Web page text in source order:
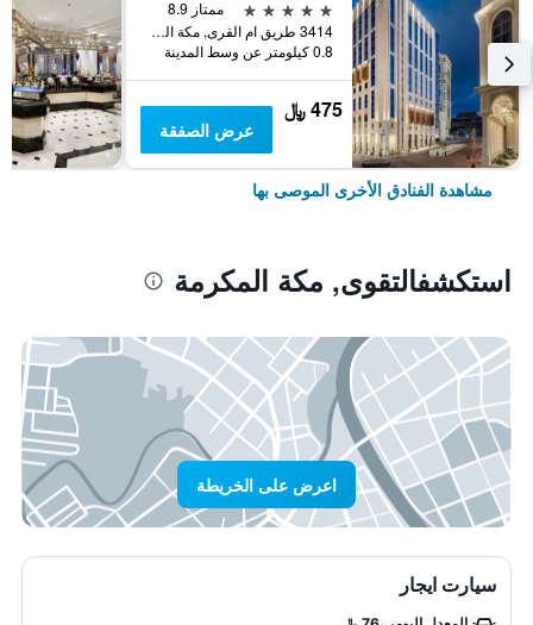
5 نجوم
ممتاز 8.9
3414 طريق ام القرى, مكة المكرمة, المملكة العربية السعودية, مكة المكرمة, المملكة العربية السعودية
0.8 كيلومتر عن وسط المدينة
475 ﷼
عرض الصفقة
مشاهدة الفنادق الأخرى الموصى بها
استكشفالتقوى, مكة المكرمة
اعرض على الخريطة
سيارت ايجار